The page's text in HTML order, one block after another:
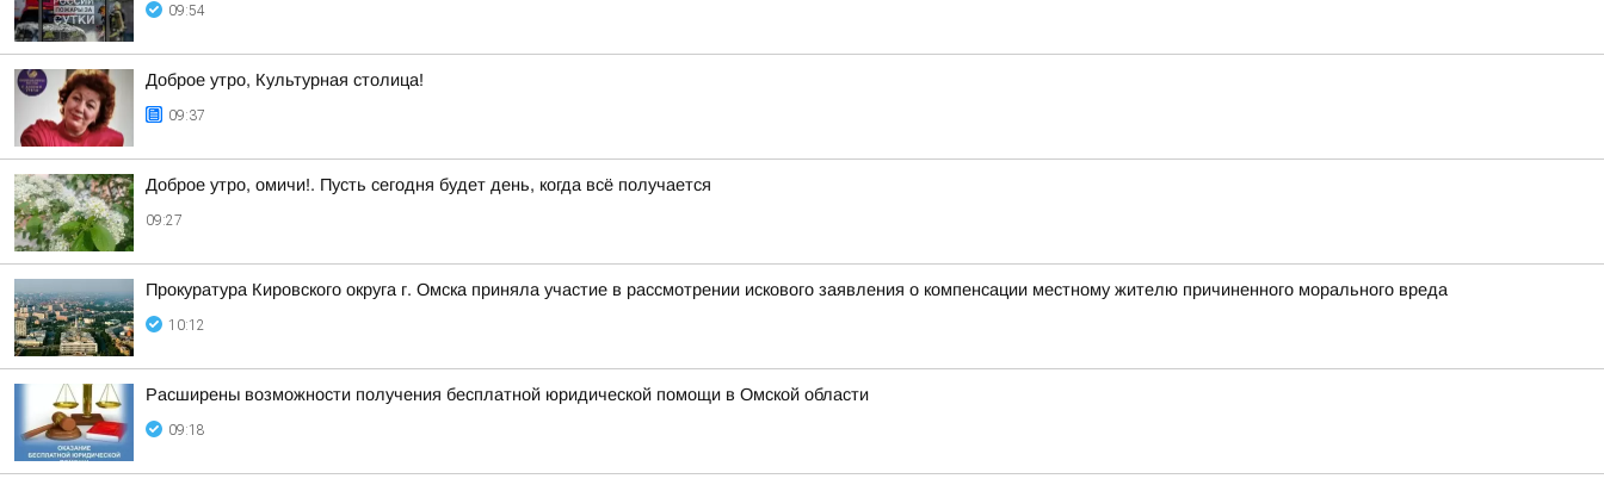
09:54
Доброе утро, Культурная столица!
09:37
Доброе утро, омичи!. Пусть сегодня будет день, когда всё получается
09:27
Прокуратура Кировского округа г. Омска приняла участие в рассмотрении искового заявления о компенсации местному жителю причиненного морального вреда
10:12
Расширены возможности получения бесплатной юридической помощи в Омской области
09:18